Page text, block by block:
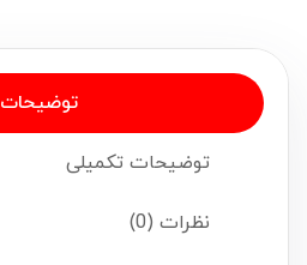
توضیحات
توضیحات تکمیلی
نظرات (0)